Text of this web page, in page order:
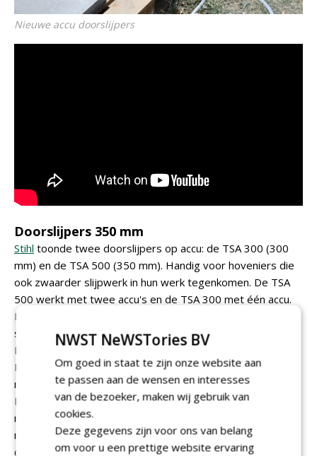
Nieuwe accu doorslijpers
Doorslijpers 350 mm
Stihl toonde twee doorslijpers op accu: de TSA 300 (300
mm) en de TSA 500 (350 mm). Handig voor hoveniers die
ook zwaarder slijpwerk in hun werk tegenkomen. De TSA
500 werkt met twee accu's en de TSA 300 met één accu.
Dat is belangrijk nieuws, omdat je ziet dat hoveniers ook
steeds vaker grote banden door moeten slijpen.
Daarnaast was er een telescoopsteel voor de GTA 26 en
HSA 26 - praktisch. Niet echt professioneel gereedschap,
maar toch handig in de bus. En niet al te duur. .
De hoveniers die de GTA 40 minikettingzaag gebruiken
moet ik tot nu toe teleurstellen. Voor die populaire
machines is er nog geen telescooppaal beschikbaar, maar
die zou wel komen.
NWST NeWSTories BV
Om goed in staat te zijn onze website aan
te passen aan de wensen en interesses
van de bezoeker, maken wij gebruik van
cookies.
Deze gegevens zijn voor ons van belang
om voor u een prettige website ervaring